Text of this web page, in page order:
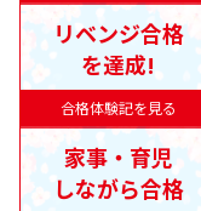
合格体験記を見る
リベンジ合格
を達成!
家事・育児
しながら合格